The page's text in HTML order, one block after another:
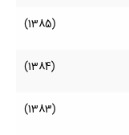
(1385)
(1384)
(1383)